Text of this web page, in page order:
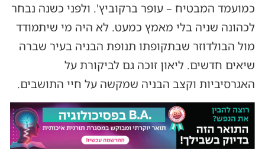
כמועמד המבטיח – עופר ברקוביץ'. ולפני כשנה נבחר
לכהונה שניה בלי מאמץ כמעט. לא היה מי שיתמודד
מול הבולדוזר שבתקופתו תנופת הבניה בעיר שברה
שיאים חדשים. ליאון זוכה גם לביקורת על
האגרסיביות וקצב הבניה שמקשה על חיי התושבים.